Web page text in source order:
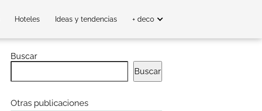
Hoteles Ideas y tendencias + deco
Buscar
Buscar
Otras publicaciones